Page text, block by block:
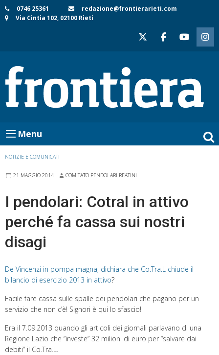
Skip
to
0746 25361
redazione@frontierarieti.com
Via Cintia 102, 02100 Rieti
Menu
NOTIZIE E COMUNICATI
21 MAGGIO 2014 COMITATO PENDOLARI REATINI
I pendolari: Cotral in attivo
perché fa cassa sui nostri
disagi
De Vincenzi in pompa magna, dichiara che Co.Tra.L chiude il
bilancio di esercizio 2013 in attivo?
Facile fare cassa sulle spalle dei pendolari che pagano per un
servizio che non c’è! Signori è qui lo sfascio!
Era il 7.09.2013 quando gli articoli dei giornali parlavano di una
Regione Lazio che “investe” 32 milioni di euro per “salvare dai
debiti” il Co.Tra.L.